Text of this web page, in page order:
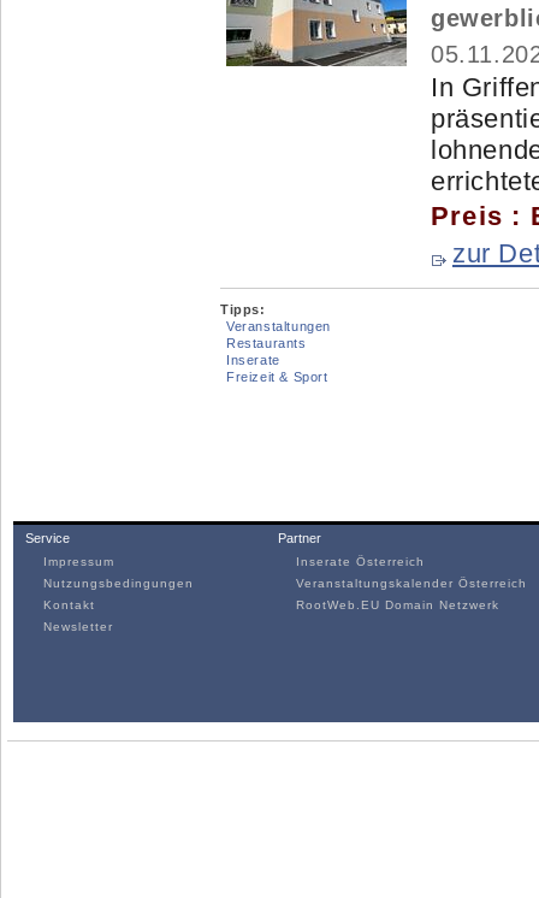
In
Preis :
zur
Tipps:
Veranstaltungen
Restaurants
Inserate
Freizeit & Sport
Service
Impressum
Nutzungsbedingungen
Kontakt
Newsletter
Partner
Inserate Österreich
Veranstaltungskalender Österreich
RootWeb.EU Domain Netzwerk